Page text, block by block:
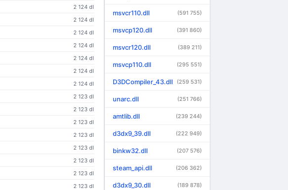
2 124 dl
2 124 dl
2 124 dl
2 124 dl
2 124 dl
2 124 dl
2 124 dl
2 123 dl
2 123 dl
2 123 dl
2 123 dl
2 123 dl
2 123 dl
2 123 dl
2 123 dl
msvcr110.dll (591 755)
msvcp120.dll (391 860)
msvcr120.dll (389 211)
msvcp110.dll (295 551)
D3DCompiler_43.dll (259 531)
unarc.dll (251 766)
amtlib.dll (239 244)
d3dx9_39.dll (222 949)
binkw32.dll (207 576)
steam_api.dll (206 362)
d3dx9_30.dll (189 878)